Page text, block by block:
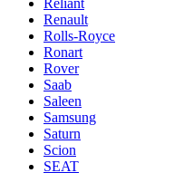
Reliant
Renault
Rolls-Royce
Ronart
Rover
Saab
Saleen
Samsung
Saturn
Scion
SEAT